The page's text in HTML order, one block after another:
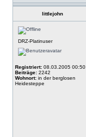
littlejohn
DRZ-Platinuser
Registriert: 08.03.2005 00:50
Beiträge: 2242
Wohnort: in der berglosen
Heidesteppe